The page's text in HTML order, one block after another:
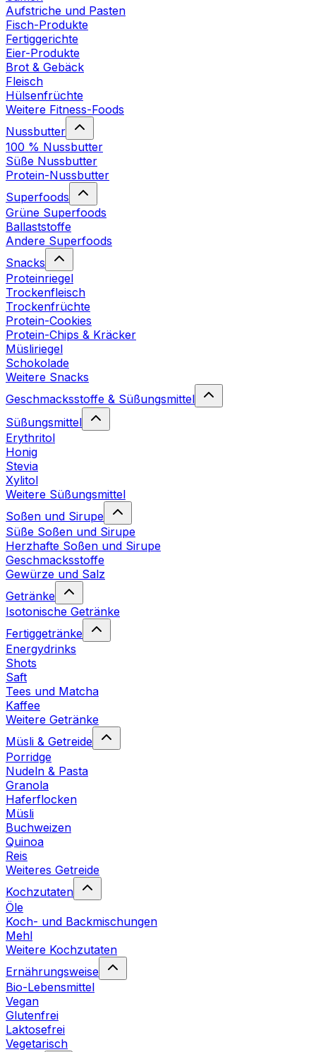
Aufstriche und Pasten
Fisch-Produkte
Fertiggerichte
Eier-Produkte
Brot & Gebäck
Fleisch
Hülsenfrüchte
Weitere Fitness-Foods
Nussbutter
100 % Nussbutter
Süße Nussbutter
Protein-Nussbutter
Superfoods
Grüne Superfoods
Ballaststoffe
Andere Superfoods
Snacks
Proteinriegel
Trockenfleisch
Trockenfrüchte
Protein-Cookies
Protein-Chips & Kräcker
Müsliriegel
Schokolade
Weitere Snacks
Geschmacksstoffe & Süßungsmittel
Süßungsmittel
Erythritol
Honig
Stevia
Xylitol
Weitere Süßungsmittel
Soßen und Sirupe
Süße Soßen und Sirupe
Herzhafte Soßen und Sirupe
Geschmacksstoffe
Gewürze und Salz
Getränke
Isotonische Getränke
Fertiggetränke
Energydrinks
Shots
Saft
Tees und Matcha
Kaffee
Weitere Getränke
Müsli & Getreide
Porridge
Nudeln & Pasta
Granola
Haferflocken
Müsli
Buchweizen
Quinoa
Reis
Weiteres Getreide
Kochzutaten
Öle
Koch- und Backmischungen
Mehl
Weitere Kochzutaten
Ernährungsweise
Bio-Lebensmittel
Vegan
Glutenfrei
Laktosefrei
Vegetarisch